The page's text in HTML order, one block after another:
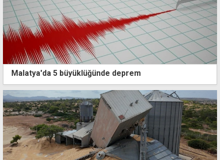
Malatya'da 5 büyüklüğünde deprem